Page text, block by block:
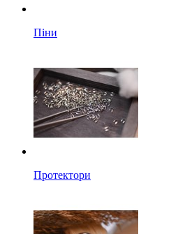
Піни
Протектори